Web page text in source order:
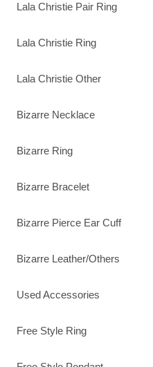
Lala Christie Pair Ring
Lala Christie Ring
Lala Christie Other
Bizarre Necklace
Bizarre Ring
Bizarre Bracelet
Bizarre Pierce Ear Cuff
Bizarre Leather/Others
Used Accessories
Free Style Ring